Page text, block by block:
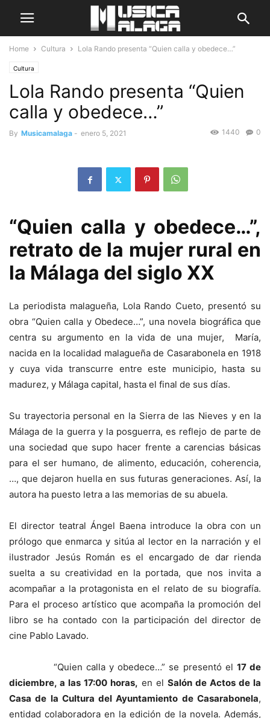
Home Cultura Lola Rando presenta “Quien calla y obedece…”
Cultura
Lola Rando presenta “Quien
calla y obedece…”
By Musicamalaga - enero 5, 2021 0
1440
“Quien calla y obedece…”,
retrato de la mujer rural en
la Málaga del siglo XX
La periodista malagueña, Lola Rando Cueto, presentó su
obra “Quien calla y Obedece…”, una novela biográfica que
centra su argumento en la vida de una mujer, María,
nacida en la localidad malagueña de Casarabonela en 1918
y cuya vida transcurre entre este municipio, hasta su
madurez, y Málaga capital, hasta el final de sus días.
Su trayectoria personal en la Sierra de las Nieves y en la
Málaga de la guerra y la posguerra, es reflejo de parte de
una sociedad que supo hacer frente a carencias básicas
para el ser humano, de alimento, educación, coherencia,
…, que dejaron huella en sus futuras generaciones. Así, la
autora ha puesto letra a las memorias de su abuela.
El director teatral Ángel Baena introduce la obra con un
prólogo que enmarca y sitúa al lector en la narración y el
ilustrador Jesús Román es el encargado de dar rienda
suelta a su creatividad en la portada, que nos invita a
acompañar a la protagonista en el relato de su biografía.
Para el proceso artístico que acompaña la promoción del
libro se ha contado con la participación del director de
cine Pablo Lavado.
“Quien calla y obedece…” se presentó el 17 de
diciembre, a las 17:00 horas, en el Salón de Actos de la
Casa de la Cultura del Ayuntamiento de Casarabonela,
entidad colaboradora en la edición de la novela. Además,